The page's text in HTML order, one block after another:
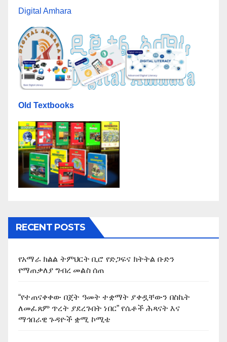
Digital Amhara
Old Textbooks
RECENT POSTS
የአማራ ክልል ትምህርት ቢሮ የድጋፍና ክትትል ቡድን
የማጠቃለያ ግብረ መልስ ሰጠ
“የተጠናቀቀው በጀት ዓመት ተቋማት ያቀዷቸውን በስኬት
ለመፈጸም ጥረት ያደረጉበት ነበር” የሴቶች ሕጻናት እና
ማኅበራዊ ጉዳዮች ቋሚ ኮሚቴ